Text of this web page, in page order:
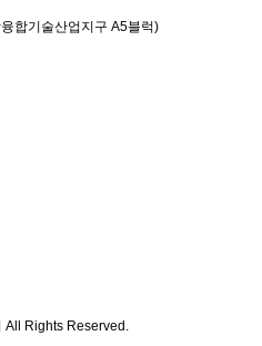
합기술산업지구 A5블럭)
All Rights Reserved.